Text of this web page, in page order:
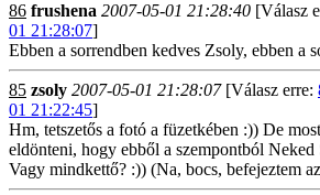
86 frushena 2007-05-01 21:28:40 [Válasz
01 21:28:07]
Ebben a sorrendben kedves Zsoly, ebben a
85 zsoly 2007-05-01 21:28:07[Válasz erre:
01 21:22:45]
Hm, tetszetős a fotó a füzetkében :)) De
eldönteni, hogy ebből a szempontból
Vagy mindkettő? :)) (Na, bocs, befejeztem